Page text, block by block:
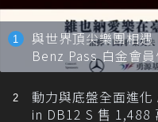
與世界頂尖樂團相
Benz Pass 白金會
也納愛樂
動力與底盤全面進
in DB12 S 售 1,488